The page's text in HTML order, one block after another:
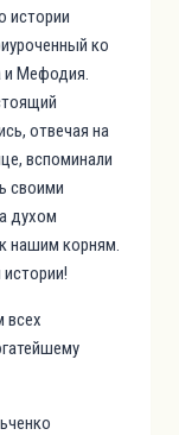
истории
ко
и Мефодия.
отвечая на
вспоминали
своими
духом
нашим корням.
всех